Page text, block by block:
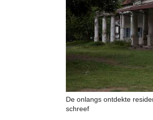
De onlangs ontdekte
schreef